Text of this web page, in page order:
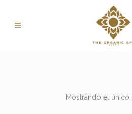
Mostrando el único